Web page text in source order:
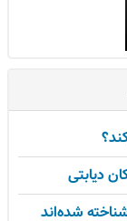
دیابتی